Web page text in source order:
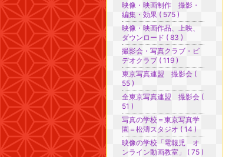
映像・映画制作 撮影・
編集・効果 ( 575 )
映像・映画作品、上映、
ダウンロード ( 83 )
撮影会・写真クラブ・ビ
デオクラブ ( 119 )
東京写真連盟 撮影会 (
55 )
全東京写真連盟 撮影会 (
51 )
写真の学校＝東京写真学
園＝松濤スタジオ ( 14 )
映像の学校「電報児 オ
ンライン動画教室」 ( 75 )